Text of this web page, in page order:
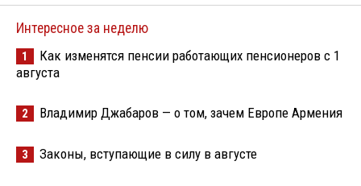
Интересное за неделю
1
Как изменятся пенсии работающих пенсионеров с 1
августа
2 Владимир Джабаров — о том, зачем Европе Армения
3 Законы, вступающие в силу в августе